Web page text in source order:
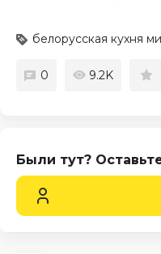
белорусская кухня
0 9.2K
Были тут?